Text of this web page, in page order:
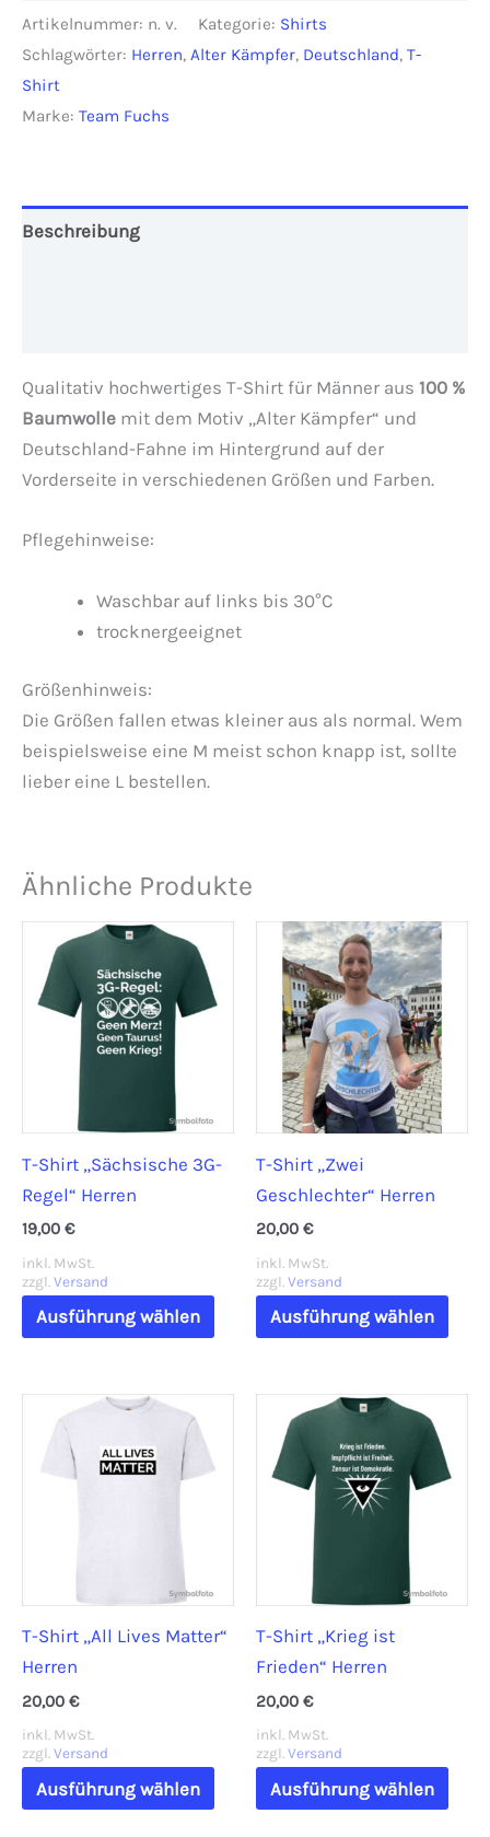
"Alter
Kämpfer"
Herren
Artikelnummer: n. v. Kategorie: Shirts
Schlagwörter: Herren, Alter Kämpfer, Deutschland, T-
Shirt
Marke: Team Fuchs
Beschreibung
Qualitativ hochwertiges T-Shirt für Männer aus 100 %
Baumwolle mit dem Motiv „Alter Kämpfer“ und
Deutschland-Fahne im Hintergrund auf der
Vorderseite in verschiedenen Größen und Farben.
Pflegehinweise:
Waschbar auf links bis 30°C
trocknergeeignet
Größenhinweis:
Die Größen fallen etwas kleiner aus als normal. Wem
beispielsweise eine M meist schon knapp ist, sollte
lieber eine L bestellen.
Ähnliche Produkte
T-Shirt „Sächsische 3G-
Regel“ Herren
19,00 €
inkl. MwSt.
zzgl. Versand
Ausführung wählen
Dieses
Produkt
mehrere
Varianten
der
Produktseite
gewählt
werden
T-Shirt „Zwei
Geschlechter“ Herren
20,00 €
inkl. MwSt.
zzgl. Versand
Ausführung wählen
Die
der
T-Shirt „All Lives Matter“
Herren
20,00 €
inkl. MwSt.
zzgl. Versand
Ausführung wählen
Dieses
Produkt
T-Shirt „Krieg ist
Frieden“ Herren
20,00 €
inkl. MwSt.
zzgl. Versand
Ausführung wählen